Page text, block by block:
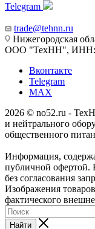
Telegram
trade@tehnn.ru
Нижегородская
ООО "ТехНН", ИНН:
Вконтакте
Telegram
MAX
2026 © no52.ru -
и нейтрального
общественного
Информация,
публичной офертой.
без согласования
Изображения
фактического
Найти